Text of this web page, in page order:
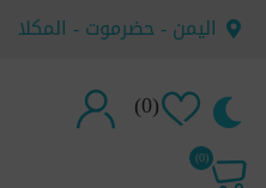
اليمن - حضرموت - المكلا
(0)
تسجيل جديد(0)